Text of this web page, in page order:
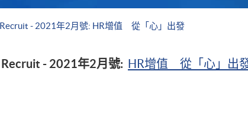
Recruit - 2021年2月號: HR增值 從「心」出發
Recruit - 2021年2月號: HR增值 從「心」出